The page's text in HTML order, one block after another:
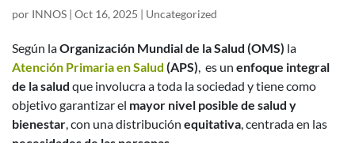
por INNOS | Oct 16, 2025 | Uncategorized
Según laOrganización Mundial de la Salud (OMS) la
Atención Primaria en Salud (APS), es un enfoque integral
de la salud que involucra a toda la sociedad y tiene como
objetivo garantizar el mayor nivel posible de salud y
bienestar, con una distribución equitativa, centrada en las